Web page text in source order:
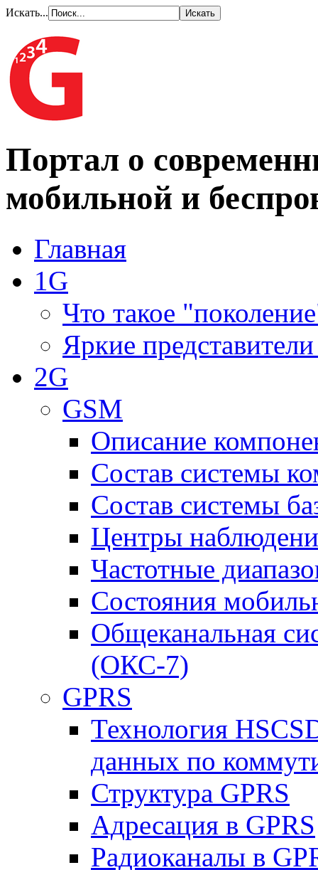
Искать...
Портал о
мобильной и
Главная
1G
Что такое
Яркие
2G
GSM
Описание
Состав системы
Состав системы
Центры
Частотные
Состояния
Общеканальная
(ОКС-7)
GPRS
Технология
данных по
Структура GPRS
Адресация в GPRS
Радиоканалы в